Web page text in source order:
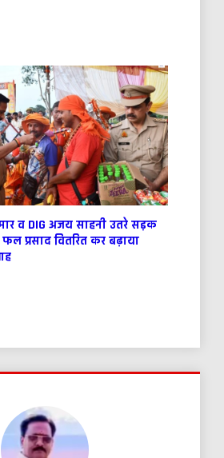
व DIG अजय साहनी उतरे सड़क
प्रसाद वितरित कर बढ़ाया